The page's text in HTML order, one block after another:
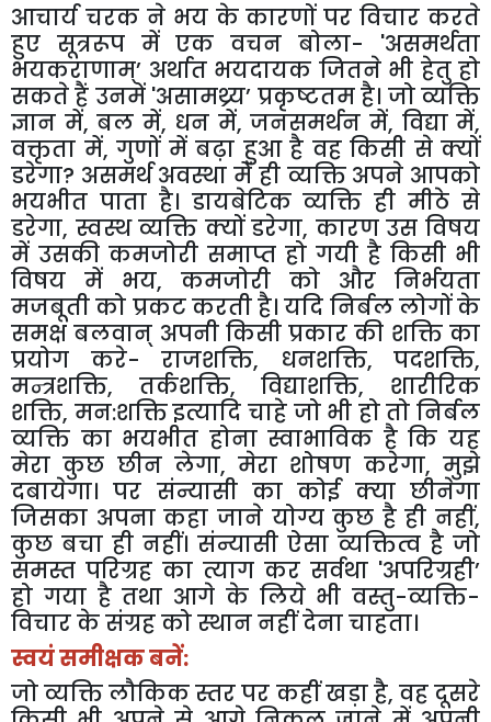
आचार्य चरक ने भय के कारणों पर विचार करते
हुए सूत्ररूप में एक वचन बोला- 'असमर्थता
भयकराणाम्’ अर्थात भयदायक जितने भी हेतु हो
सकते हैं उनमें 'असामथ्र्य’ प्रकृष्टतम है। जो व्यक्ति
ज्ञान में,बल में, धन में,जनसमर्थन में, विद्या में,
वक्तृता में, गुणों में बढ़ा हुआ है वह किसी से क्यों
डरेगा? असमर्थ अवस्था में ही व्यक्ति अपने आपको
भयभीत पाता है। डायबेटिक व्यक्ति ही मीठे से
डरेगा, स्वस्थ व्यक्ति क्यों डरेगा, कारण उस विषय
में उसकी कमजोरी समाप्त हो गयी है किसी भी
विषय में भय, कमजोरी को और निर्भयता
मजबूती को प्रकट करती है। यदि निर्बल लोगों के
समक्ष बलवान् अपनी किसी प्रकार की शक्ति का
प्रयोग करे- राजशक्ति, धनशक्ति, पदशक्ति,
मन्त्रशक्ति, तर्कशक्ति,विद्याशक्ति, शारीरिक
शक्ति, मन:शक्ति इत्यादि चाहे जो भी हो तो निर्बल
व्यक्ति का भयभीत होना स्वाभाविक है कि यह
मेरा कुछ छीन लेगा,मेरा शोषण करेगा,मुझे
दबायेगा। पर संन्यासी का कोई क्या छीनेगा
जिसका अपना कहा जाने योग्य कुछ है ही नहीं,
कुछ बचा ही नहीं। संन्यासी ऐसा व्यक्तित्व है जो
समस्त परिग्रह का त्याग कर सर्वथा 'अपरिग्रही’
हो गया है तथा आगे के लिये भी वस्तु-व्यक्ति-
विचार के संग्रह को स्थान नहीं देना चाहता।
स्वयं समीक्षक बनें:
जो व्यक्ति लौकिक स्तर पर कहीं खड़ा है, वह दूसरे